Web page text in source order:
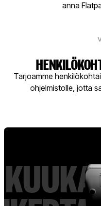
anna
Tarjoamme
ohjelmistolle, jotta